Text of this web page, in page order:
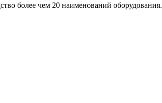
более чем 20 наименований оборудования.